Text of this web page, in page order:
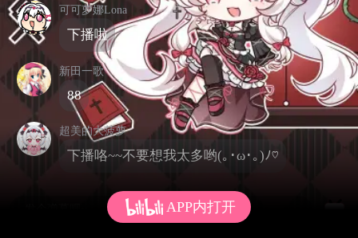
可可萝娜Lona
下播啦
新田一歌
88
超美的大菠萝
下播咯~~不要想我太多哟(｡･ω･｡)ﾉ♡
APP内打开